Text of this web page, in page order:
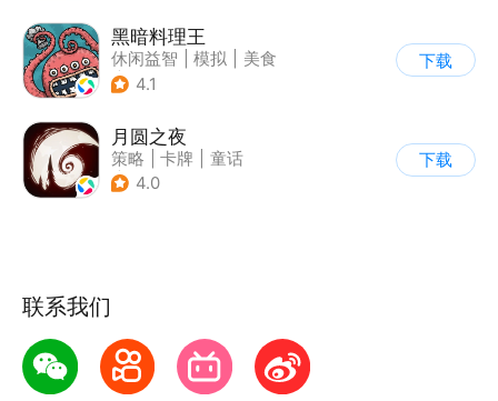
黑暗料理王
休闲益智 模拟
美食
| 卡通
4.1
下载
月圆之夜
策略 卡牌
童话
| 剧情
4.0
下载
联系我们